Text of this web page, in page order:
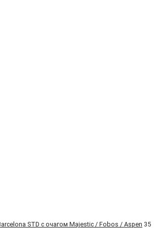
STD с очагом Majestic / Fobos / Aspen 35